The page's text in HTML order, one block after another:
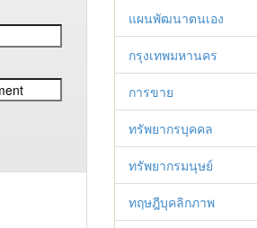
แผนพัฒนาตนเอง
กรุงเทพมหานคร
การขาย
ทรัพยากรบุคคล
ทรัพยากรมนุษย์
ทฤษฎีบุคลิกภาพ